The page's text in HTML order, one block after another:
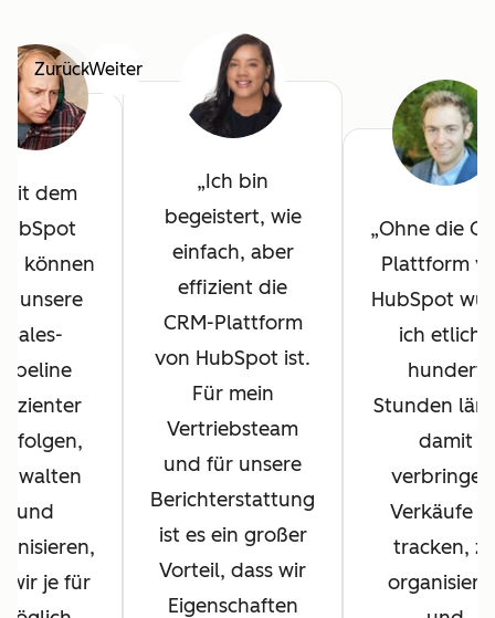
ZurückWeiter
Mit dem
können
unsere
Sales-
und
wir je für
Ich bin
begeistert, wie
einfach, aber
effizient die
CRM-Plattform
von HubSpot ist.
Für mein
Vertriebsteam
und für unsere
Berichterstattung
ist es ein großer
Vorteil, dass wir
Eigenschaften
Ohne die
Plattform
HubSpot
ich etliche
hundert
Stunden
damit
Verkäufe
tracken,